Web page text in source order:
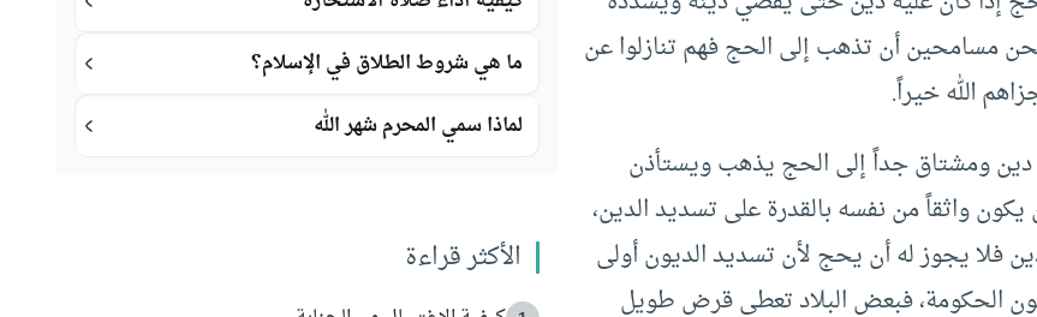
مسامحين أن تذهب إلى الحج فهم تنازلوا عن
الله خيراً.
دين ومشتاق جداً إلى الحج يذهب ويستأذن
واثقاً من نفسه بالقدرة على تسديد الدين،
فلا يجوز له أن يحج لأن تسديد الديون أولى
الحكومة، فبعض البلاد تعطي قرض طويل
ما هي شروط الطلاق في الإسلام؟
لماذا سمي المحرم شهر الله
الأكثر قراءة